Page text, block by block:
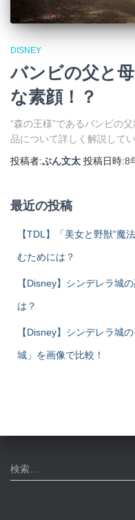
DISNEY
バンビの父と
な素顔！？
“森の王様”であるバンビの
品について詳しく解説して
投稿者:ぶん文太 投稿日時:8
最近の投稿
【TDL】「美女と野獣”
むためには？
【Disney】シンデレラ城
は？
【Disney】シンデレラ城
城」を画像で比較！
検
索
検索…